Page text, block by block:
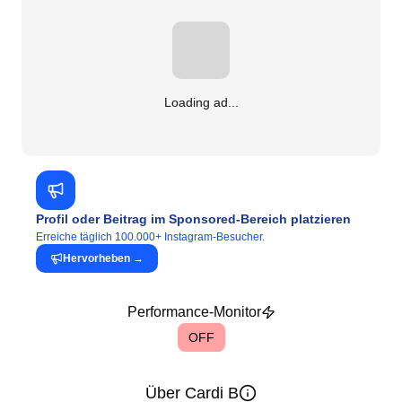
Loading ad...
Profil oder Beitrag im Sponsored-Bereich platzieren
Erreiche täglich 100.000+ Instagram-Besucher.
Hervorheben →
Performance-Monitor
OFF
Über Cardi B